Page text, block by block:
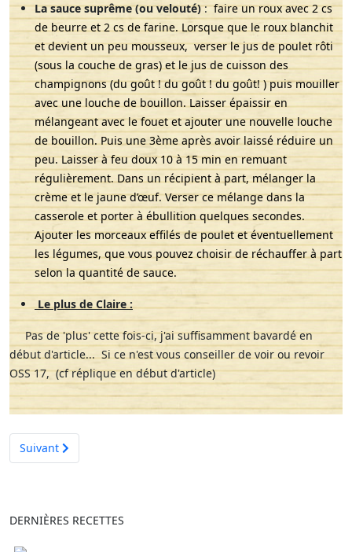
La sauce suprême (ou velouté):faire un roux avec 2 cs
de beurre et 2 cs de farine. Lorsque que le roux blanchit
et devient un peu mousseux, verser le jus de poulet rôti
(sous la couche de gras) et le jus de cuisson des
champignons (du goût ! du goût ! du goût! ) puis mouiller
avec une louche de bouillon. Laisser épaissir en
mélangeant avec le fouet et ajouter une nouvelle louche
de bouillon. Puis une 3ème après avoir laissé réduire un
peu. Laisser à feu doux 10 à 15 min en remuant
régulièrement. Dans un récipient à part, mélanger la
crème et le jaune d’œuf. Verser ce mélange dans la
casserole et porter à ébullition quelques secondes.
Ajouter les morceaux effilés de poulet et éventuellement
les légumes, que vous pouvez choisir de réchauffer à part
selon la quantité de sauce.
Le plus de Claire :
Pas de 'plus' cette fois-ci, j'ai suffisamment bavardé en
début d'article... Si ce n'est vous conseiller de voir ou revoir
OSS 17, (cf réplique en début d'article)
Article suivant : Ketchup de betteraves
Suivant
DERNIÈRES RECETTES